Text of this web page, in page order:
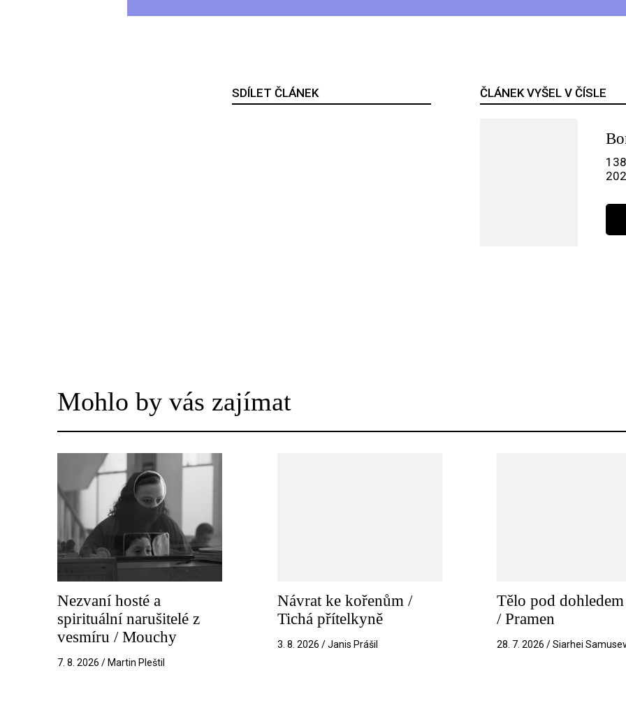
SDÍLET ČLÁNEK ČLÁNEK VYŠEL V ČÍSLE
Mohlo by vás zajímat
Nezvaní hosté a
spirituální narušitelé z
vesmíru / Mouchy
7. 8. 2026 / Martin Pleštil
Návrat ke kořenům /
Tichá přítelkyně
3. 8. 2026 / Janis Prášil
Tělo pod
/ Pramen
28. 7. 2026 / Siarhei